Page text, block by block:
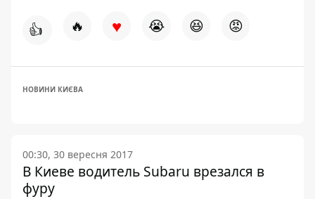
👍 🔥 ♥ 😭 😆 😡
НОВИНИ КИЄВА
00:30, 30 вересня 2017
В Киеве водитель Subaru врезался в
фуру